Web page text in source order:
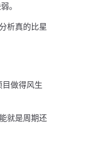
。
析真的比星
做得风生
就是周期还